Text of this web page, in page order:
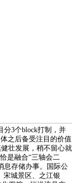
分3个block打制，并
之后备受注目的价值
壮发展，稍不留心就
是融合“三轴会二
息存储办事。国际公
宋城景区、之江银